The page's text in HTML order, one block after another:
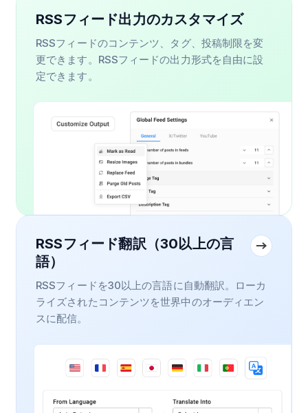
RSSフィード出力のカスタマイズ
RSSフィードのコンテンツ、タグ、投稿制限を変
更できます。RSSフィードの出力形式を自由に設
定できます。
RSSフィード翻訳（30以上の言
語）
RSSフィードを30以上の言語に自動翻訳。ローカ
ライズされたコンテンツを世界中のオーディエン
スに配信。